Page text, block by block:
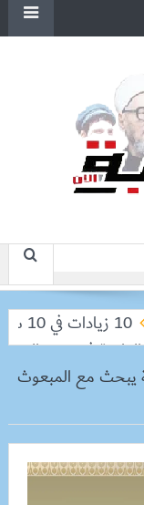
العبور اليوم الأحد 9
يبحث مع المبعوث